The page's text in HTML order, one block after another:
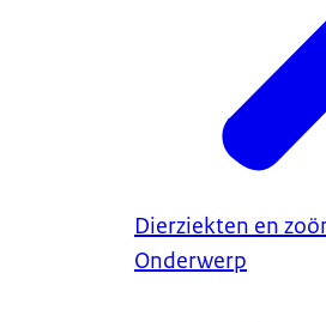
Dierziekten en
Onderwerp